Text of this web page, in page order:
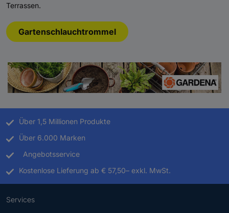
Terrassen.
Gartenschlauchtrommel
Über 1,5 Millionen Produkte
Über 6.000 Marken
Angebotsservice
Kostenlose Lieferung ab € 57,50– exkl. MwSt.
Services